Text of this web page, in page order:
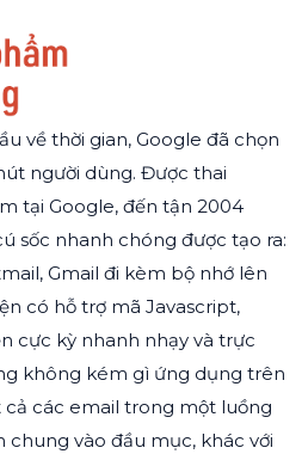
về thời gian, Google đã chọn
người dùng. Được thai
tại Google, đến tận 2004
sốc nhanh chóng được tạo ra:
Gmail đi kèm bộ nhớ lên
có hỗ trợ mã Javascript,
cực kỳ nhanh nhạy và trực
không kém gì ứng dụng trên
cả các email trong một luồng
chung vào đầu mục, khác với